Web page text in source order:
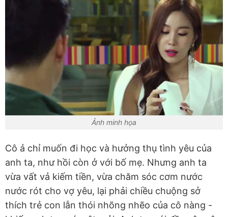
Ảnh minh họa
Cô ả chỉ muốn đi học và hưởng thụ tình yêu của
anh ta, như hồi còn ở với bố mẹ. Nhưng anh ta
vừa vất vả kiếm tiền, vừa chăm sóc cơm nước
nước rót cho vợ yêu, lại phải chiều chuộng sở
thích trẻ con lẫn thói nhõng nhẽo của cô nàng -